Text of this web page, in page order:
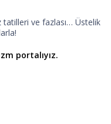
tatilleri ve fazlası… Üstelik
portalıyız.